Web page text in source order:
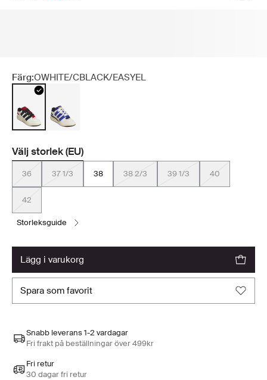
Färg:OWHITE/CBLACK/EASYEL
Välj storlek (EU)
36 37 1/3 38 38 2/3 39 1/3 40
42
storleksguide
lägg i varukorg
spara som favorit
Snabb leverans 1-2 vardagar
Fri frakt på beställningar över 499kr
Fri retur
30 dagar fri retur